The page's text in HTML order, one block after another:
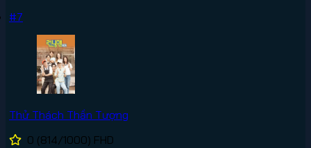
#7
Thử Thách Thần Tượng
0 (814/1000) FHD